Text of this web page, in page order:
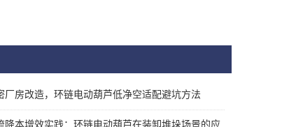
厂房改造，环链电动葫芦低净空适配避坑方法
降本增效实践：环链电动葫芦在装卸堆垛场景的应